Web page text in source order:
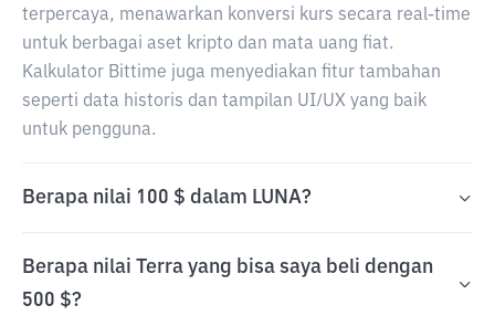
terpercaya, menawarkan konversi kurs secara real-time
untuk berbagai aset kripto dan mata uang fiat.
Kalkulator Bittime juga menyediakan fitur tambahan
seperti data historis dan tampilan UI/UX yang baik
untuk pengguna.
Berapa nilai 100 $ dalam LUNA?
Berapa nilai Terra yang bisa saya beli dengan
500 $?